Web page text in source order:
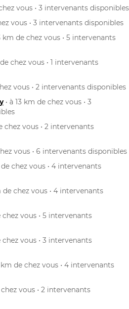
vous • 3 intervenants disponibles
vous • 3 intervenants disponibles
km de chez vous • 5 intervenants
chez vous • 1 intervenants
vous • 2 intervenants disponibles
• à 13 km de chez vous • 3
chez vous • 2 intervenants
vous • 6 intervenants disponibles
de chez vous • 4 intervenants
de chez vous • 4 intervenants
chez vous • 5 intervenants
chez vous • 3 intervenants
km de chez vous • 4 intervenants
chez vous • 2 intervenants